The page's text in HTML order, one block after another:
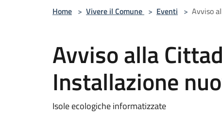
Home > Vivere il Comune > Eventi > Avviso
Avviso alla
Installazione
Isole ecologiche informatizzate